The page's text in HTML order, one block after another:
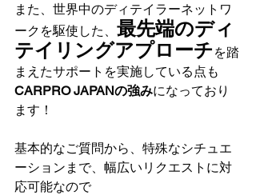
また、世界中のディテイラーネットワ
ークを駆使した、 最先端のディ
テイリングアプローチ を踏
まえたサポートを実施している点も
CARPRO JAPANの強みになっており
ます！
基本的なご質問から、特殊なシチュエ
ーションまで、幅広いリクエストに対
応可能なので